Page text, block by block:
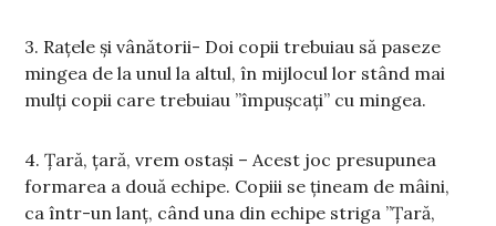
3. Rațele și vânătorii- Doi copii trebuiau să paseze
mingea de la unul la altul, în mijlocul lor stând mai
mulți copii care trebuiau ”împușcați” cu mingea.
4. Țară, țară, vrem ostași – Acest joc presupunea
formarea a două echipe. Copiii se țineam de mâini,
ca într-un lanț, când una din echipe striga ”Țară,